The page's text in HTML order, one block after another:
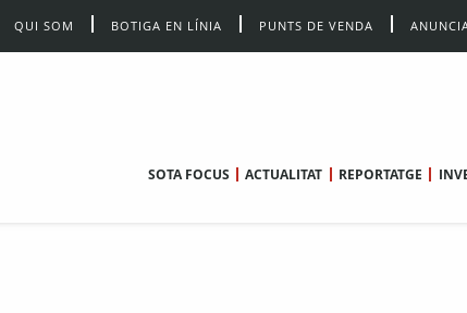
QUI SOM BOTIGA EN LÍNIA PUNTS DE VENDA
SOTA FOCUS ACTUALITAT REPORTATGE